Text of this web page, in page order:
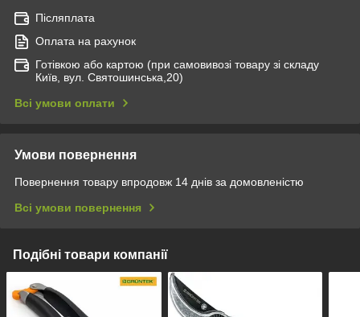
Післяплата
Оплата на рахунок
Готівкою або картою (при самовивозі товару зі складу
Київ, вул. Святошинська,20)
Всі умови оплати
Умови повернення
Повернення товару впродовж 14 днів за домовленістю
Всі умови повернення
Подібні товари компанії